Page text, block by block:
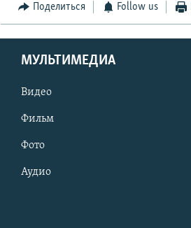
Поделиться Follow us
МУЛЬТИМЕДИА
Видео
Фильм
Фото
Аудио